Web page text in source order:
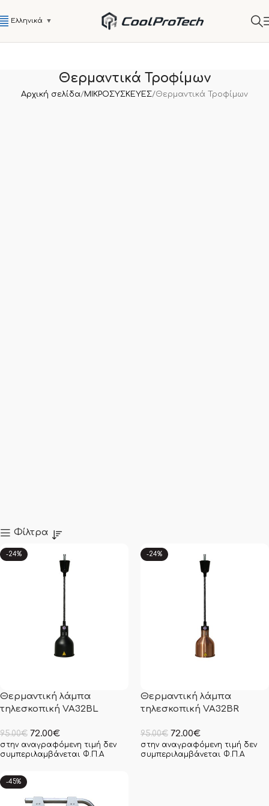
Ελληνικά ▼
Θερμαντικά Τροφίμων
Αρχική σελίδα ΜΙΚΡΟΣΥΣΚΕΥΕΣ Θερμαντικά Τροφίμων
Φίλτρα
-24%
Θερμαντική λάμπα
τηλεσκοπική VA32BL
95.00€ 72.00€
στην αναγραφόμενη τιμή δεν
συμπεριλαμβάνεται Φ.Π.Α
-24%
Θερμαντική λάμπα
τηλεσκοπική VA32BR
95.00€ 72.00€
στην αναγραφόμενη τιμή δεν
συμπεριλαμβάνεται Φ.Π.Α
-45%